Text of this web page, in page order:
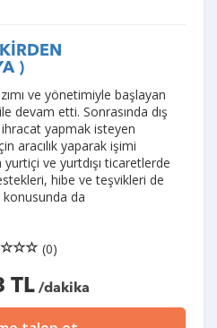
)
ve yönetimiyle başlayan
devam etti. Sonrasında dış
yapmak isteyen
aracılık yaparak işimi
ve yurtdışı ticaretlerde
hibe ve teşvikleri de
konusunda da
(0)
TL /dakika